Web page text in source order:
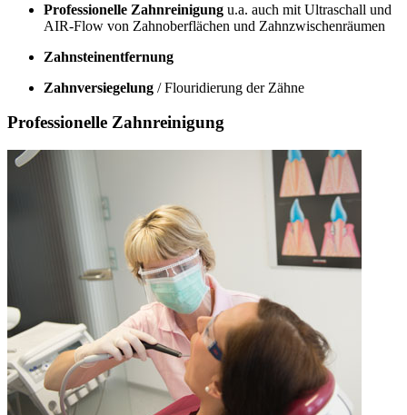
Professionelle Zahnreinigung u.a. auch mit Ultraschall und
AIR-Flow von Zahnoberflächen und Zahnzwischenräumen
Zahnsteinentfernung
Zahnversiegelung / Flouridierung der Zähne
Professionelle Zahnreinigung